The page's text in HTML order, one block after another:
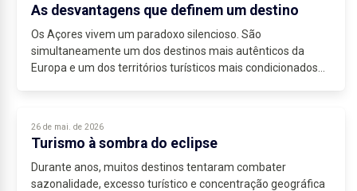
As desvantagens que definem um destino
Os Açores vivem um paradoxo silencioso. São
simultaneamente um dos destinos mais autênticos da
Europa e um dos territórios turísticos mais condicionados
26 de mai. de 2026
Turismo à sombra do eclipse
Durante anos, muitos destinos tentaram combater
sazonalidade, excesso turístico e concentração geográfica